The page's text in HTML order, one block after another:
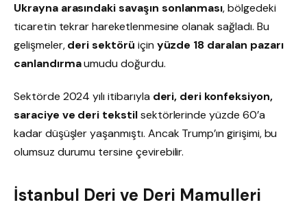
Ukrayna arasındaki savaşın sonlanması, bölgedeki
ticaretin tekrar hareketlenmesine olanak sağladı. Bu
gelişmeler,deri sektörü için yüzde 18 daralan pazarı
canlandırmaumudu doğurdu.
Sektörde 2024 yılı itibarıyla deri, deri konfeksiyon,
saraciye ve deri tekstilsektörlerinde yüzde 60’a
kadar düşüşler yaşanmıştı. Ancak Trump’ın girişimi, bu
olumsuz durumu tersine çevirebilir.
İstanbul Deri ve Deri Mamulleri